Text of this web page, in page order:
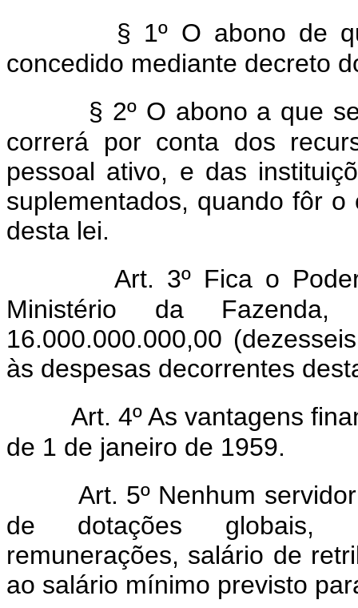
§ 1º O abono de
concedido mediante decreto
§ 2º O abono a que
correrá por conta dos
pessoal ativo, e das
suplementados, quando fôr
desta lei.
Art. 3º Fica o
Ministério da
16.000.000.000,00
às despesas decorrentes
Art. 4º As vantagens
de 1 de janeiro de 1959.
Art. 5º Nenhum
de dotações globais,
remunerações, salário de
ao salário mínimo previsto